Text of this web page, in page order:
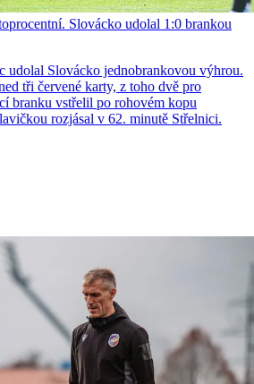
Slovácko udolal 1:0 brankou
udolal Slovácko jednobrankovou výhrou.
tři červené karty, z toho dvě pro
branku vstřelil po rohovém kopu
rozjásal v 62. minutě Střelnici.